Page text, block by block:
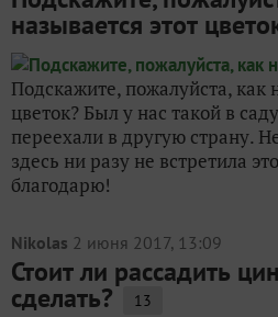
называется этот
Подскажите, пожалуйста, как
цветок? Был у нас такой в
переехали в другую страну.
здесь ни разу не встретила
благодарю!
Nikolas 2 июня 2017, 13:09
Стоит ли рассадить
сделать? 13